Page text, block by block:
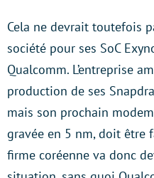
Cela ne devrait toutefois
société pour ses SoC
Qualcomm. L’entreprise
production de ses
mais son prochain
gravée en 5 nm, doit être
firme coréenne va donc